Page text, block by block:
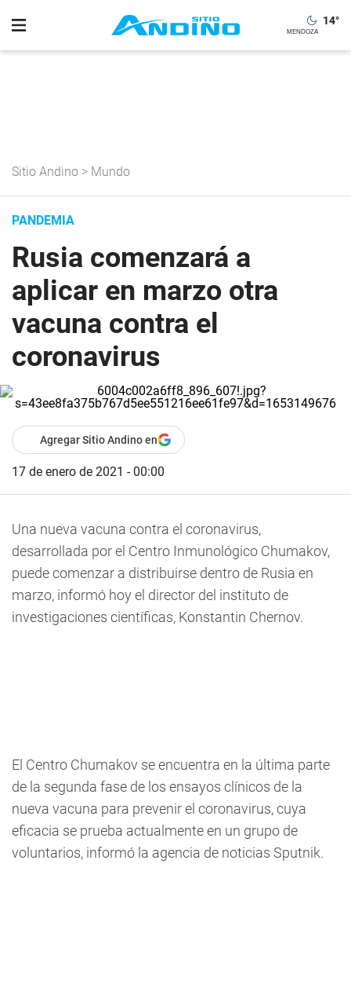
14°
Sitio Andino > Mundo
PANDEMIA
Rusia comenzará a
aplicar en marzo otra
vacuna contra el
coronavirus
Agregar Sitio Andino en
17 de enero de 2021 - 00:00
Una nueva vacuna contra el coronavirus,
desarrollada por el Centro Inmunológico Chumakov,
puede comenzar a distribuirse dentro de Rusia en
marzo, informó hoy el director del instituto de
investigaciones científicas, Konstantin Chernov.
El Centro Chumakov se encuentra en la última parte
de la segunda fase de los ensayos clínicos de la
nueva vacuna para prevenir el coronavirus, cuya
eficacia se prueba actualmente en un grupo de
voluntarios, informó la agencia de noticias Sputnik.